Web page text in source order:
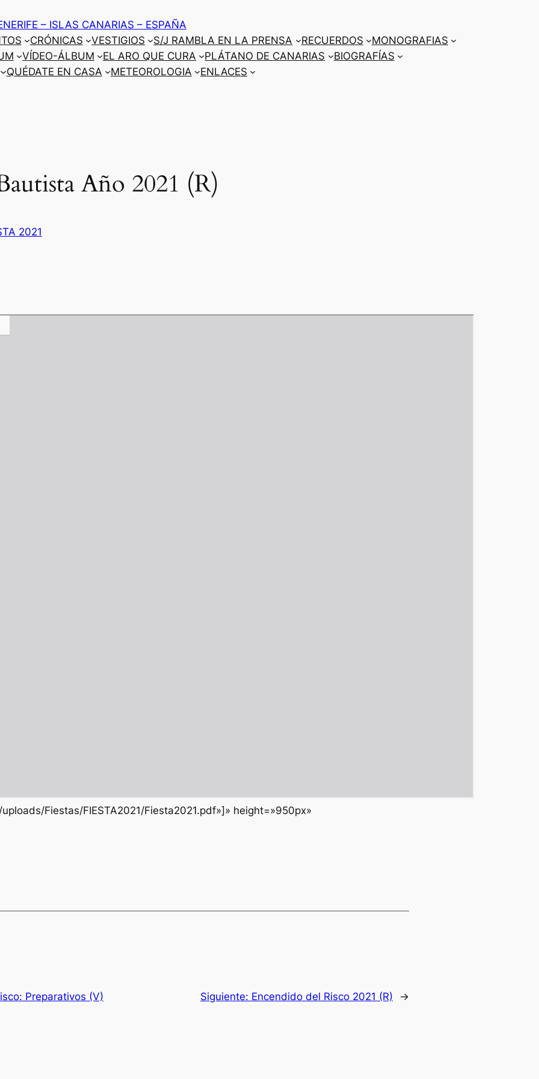
– ISLAS CANARIAS – ESPAÑA
CRÓNICAS VESTIGIOS S/J RAMBLA EN LA PRENSA RECUERDOS
MONOGRAFIAS
VÍDEO-ÁLBUM EL ARO QUE CURA PLÁTANO DE CANARIAS
BIOGRAFÍAS
QUÉDATE EN CASA METEOROLOGIA ENLACES
Año 2021 (R)
2021
Fiestas/FIESTA2021/Fiesta2021.pdf»]» height=»950px»
Preparativos (V) Siguiente: Encendido del Risco 2021 (R) →